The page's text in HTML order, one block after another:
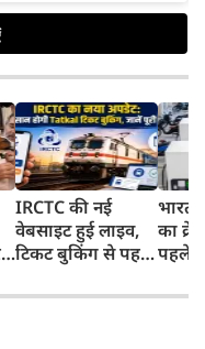
IRCTC की नई
वेबसाइट हुई लाइव,
टिकट बुकिंग से पहले
काम, जानें पूरा
भारत
का
पहले
और